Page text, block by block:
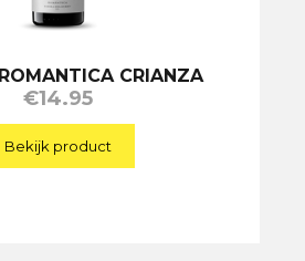
CRIANZA
€14.95
Bekijk product